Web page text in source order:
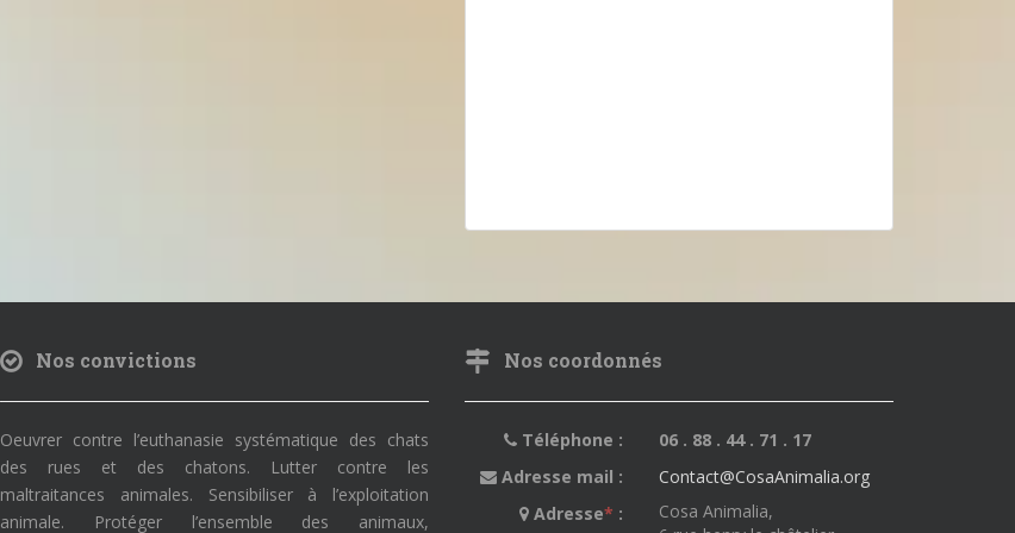
Nos convictions
Oeuvrer contre l’euthanasie systématique des chats
des rues et des chatons. Lutter contre les
maltraitances animales. Sensibiliser à l’exploitation
animale. Protéger l’ensemble des animaux,
Nos coordonnés
Téléphone :
06 . 88 . 44 . 71 . 17
Adresse mail :
Contact@CosaAnimalia.org
Adresse* :
Cosa Animalia,